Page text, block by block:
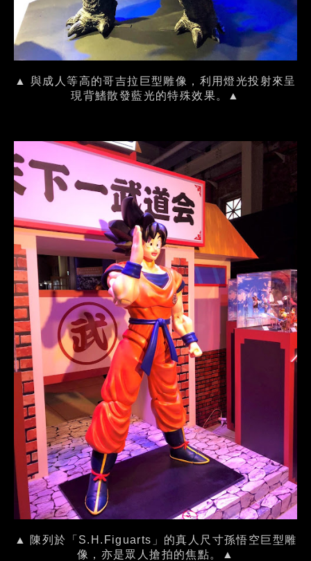
▲ 與成人等高的哥吉拉巨型雕像，利用燈光投射來呈
現背鰭散發藍光的特殊效果。▲
▲ 陳列於「S.H.Figuarts」的真人尺寸孫悟空巨型雕
像，亦是眾人搶拍的焦點。▲